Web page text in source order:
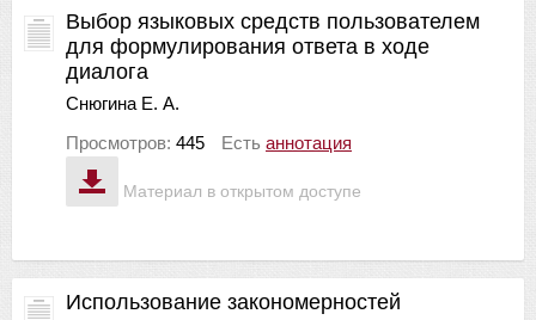
Материал в открытом доступе
Выбор языковых средств пользователем
для формулирования ответа в ходе
диалога
Снюгина Е. А.
Просмотров: 445 Есть аннотация
Использование закономерностей